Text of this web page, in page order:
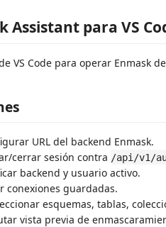
Assistant para VS
VS Code para operar Enmask
URL del backend Enmask.
cerrar sesión contra /api/v1/
backend y usuario activo.
conexiones guardadas.
esquemas, tablas,
vista previa de